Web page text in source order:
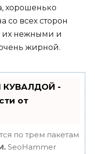
хорошенько
со всех сторон
их нежными и
жирной.
КУВАЛДОЙ -
от
по трем пакетам
SeoHammer